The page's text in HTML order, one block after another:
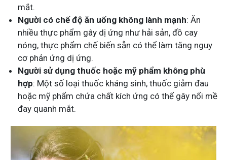
mắt.
Người có chế độ ăn uống không lành mạnh: Ăn
nhiều thực phẩm gây dị ứng như hải sản, đồ cay
nóng, thực phẩm chế biến sẵn có thể làm tăng nguy
cơ phản ứng dị ứng.
Người sử dụng thuốc hoặc mỹ phẩm không phù
hợp: Một số loại thuốc kháng sinh, thuốc giảm đau
hoặc mỹ phẩm chứa chất kích ứng có thể gây nổi mề
đay quanh mắt.